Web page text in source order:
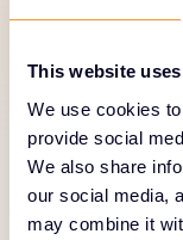
This website
We use cookies
provide social
We also share
our social media,
may combine it
plazos de
Ve en tiempo
de los
Acceso